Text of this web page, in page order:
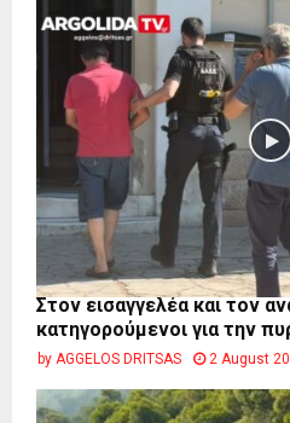
Στον εισαγγελέα και τον
κατηγορούμενοι για την
by AGGELOS DRITSAS 2 August